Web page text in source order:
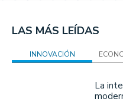
LAS MÁS LEÍDAS
INNOVACIÓN
La